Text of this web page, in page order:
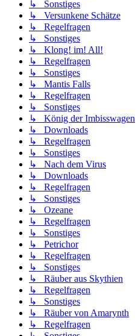
↳ Sonstiges
↳ Versunkene Schätze
↳ Regelfragen
↳ Sonstiges
↳ Klong! im! All!
↳ Regelfragen
↳ Sonstiges
↳ Mantis Falls
↳ Regelfragen
↳ Sonstiges
↳ König der Imbisswagen
↳ Downloads
↳ Regelfragen
↳ Sonstiges
↳ Nach dem Virus
↳ Downloads
↳ Regelfragen
↳ Sonstiges
↳ Ozeane
↳ Regelfragen
↳ Sonstiges
↳ Petrichor
↳ Regelfragen
↳ Sonstiges
↳ Räuber aus Skythien
↳ Regelfragen
↳ Sonstiges
↳ Räuber von Amarynth
↳ Regelfragen